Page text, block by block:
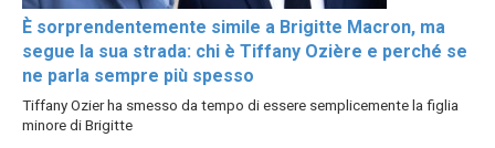
È sorprendentemente simile a Brigitte Macron, ma
segue la sua strada: chi è Tiffany Ozière e perché se
ne parla sempre più spesso
Tiffany Ozier ha smesso da tempo di essere semplicemente la figlia
minore di Brigitte